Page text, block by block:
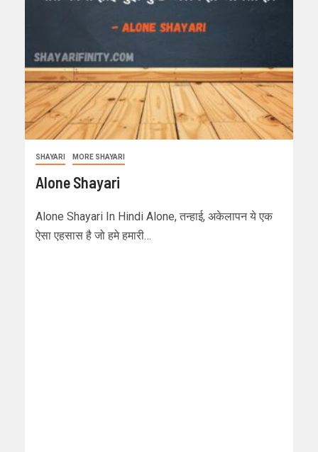
SHAYARI MORE SHAYARI
Alone Shayari
Alone Shayari In Hindi Alone, तन्हाई, अकेलापन ये एक
ऐसा एहसास है जो हमे हमारी…